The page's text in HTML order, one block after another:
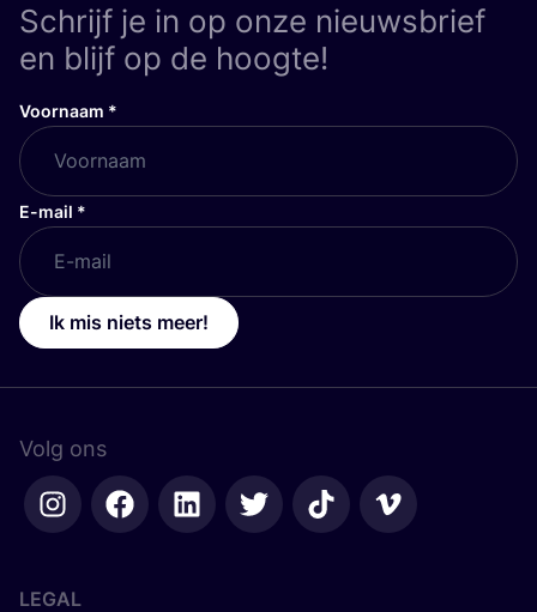
Schrijf je in op onze nieuwsbrief
en blijf op de hoogte!
Voornaam *
E-mail *
Ik mis niets meer!
Volg ons
LEGAL